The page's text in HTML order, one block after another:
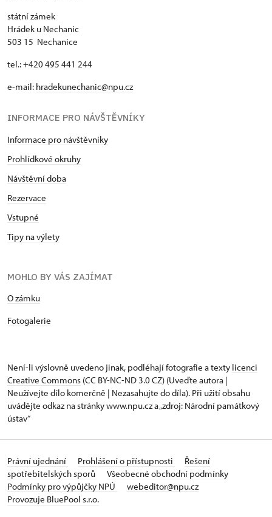
státní zámek
Hrádek u Nechanic
503 15 Nechanice
tel.: +420 495 441 244
e-mail: hradekunechanic@npu.cz
INFORMACE PRO NÁVŠTĚVNÍKY
Informace pro návštěvníky
Prohlídkové okruhy
Návštěvní doba
Rezervace
Vstupné
Tipy na výlety
MOHLO BY VÁS ZAJÍMAT
O zámku
Fotogalerie
Není-li výslovně uvedeno jinak, podléhají fotografie a texty licenci
Creative Commons (CC BY-NC-ND 3.0 CZ) (Uveďte autora |
Neužívejte dílo komerčně | Nezasahujte do díla). Při užití obsahu
uvádějte odkaz na stránky www.npu.cz a „zdroj: Národní památkový
ústav“
Právní ujednání Prohlášení o přístupnosti
Řešení
spotřebitelských sporů
Všeobecné obchodní podmínky
Podmínky pro výpůjčky NPÚ
webeditor@npu.cz
Provozuje BluePool s.r.o.